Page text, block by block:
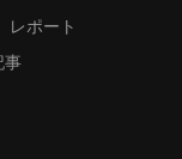
レポート
事